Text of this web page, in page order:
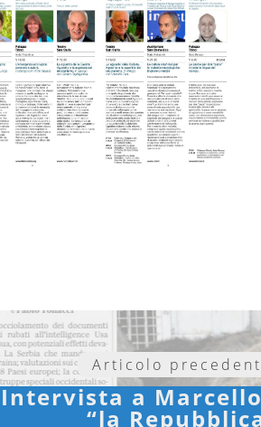
Articolo
Intervista a
“la